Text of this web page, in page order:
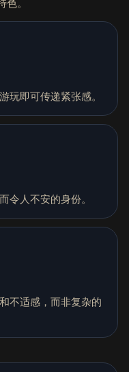
。
玩即可传递紧张感。
令人不安的身份。
不适感，而非复杂的